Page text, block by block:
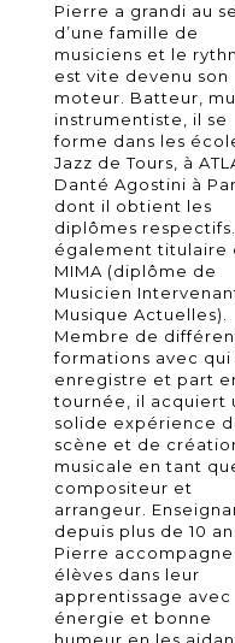
Pierre a grandi au
d’une famille de
musiciens et le
est vite devenu son
moteur. Batteur,
instrumentiste, il se
forme dans les
Jazz de Tours, à
Danté Agostini à
dont il obtient les
diplômes
également titulaire
MIMA (diplôme de
Musicien
Musique Actuelles).
Membre de
formations avec qui
enregistre et part
tournée, il acquiert
solide expérience
scène et de
musicale en tant
compositeur et
arrangeur.
depuis plus de 10
Pierre accompagne
élèves dans leur
apprentissage avec
énergie et bonne